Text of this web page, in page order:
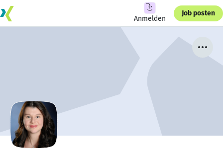
Anmelden
Job posten